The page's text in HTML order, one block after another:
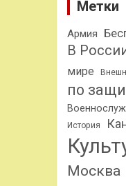
Метки
Армия
В
мире
по
История
Москва